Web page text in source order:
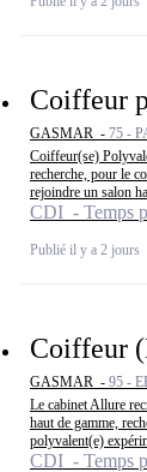
Coiffeur
GASMAR - 75 -
Coiffeur(se)
recherche, pour le
rejoindre un salon
CDI - Temps
Publié il y a 2 jours
Coiffeur
GASMAR - 95 -
Le cabinet Allure
haut de gamme,
polyvalent(e)
CDI - Temps